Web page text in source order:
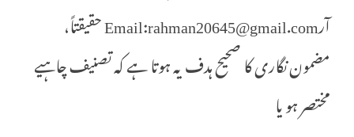
آرEmail:rahman20645@gmail.com حقیقتاً،
مضمون نگاری کا صحیح ہدف یہ ہوتا ہے کہ تصنیف چاہیے
مختصر ہو یا